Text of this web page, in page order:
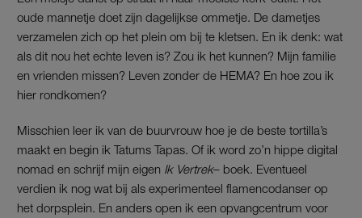
oude mannetje doet zijn dagelijkse ommetje. De dametjes
verzamelen zich op het plein om bij te kletsen. En ik denk: wat
als dit nou het echte leven is? Zou ik het kunnen? Mijn familie
en vrienden missen? Leven zonder de HEMA? En hoe zou ik
hier rondkomen?
Misschien leer ik van de buurvrouw hoe je de beste tortilla’s
maakt en begin ik Tatums Tapas. Of ik word zo’n hippe digital
nomad en schrijf mijn eigen Ik Vertrek– boek. Eventueel
verdien ik nog wat bij als experimenteel flamencodanser op
het dorpsplein. En anders open ik een opvangcentrum voor